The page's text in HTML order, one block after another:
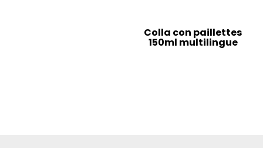
Colla con paillettes
150ml multilingue